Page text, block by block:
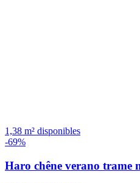
1,38 m² disponibles
-69%
Haro chêne verano trame